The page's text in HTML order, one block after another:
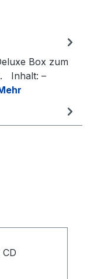
Box zum
Inhalt: –